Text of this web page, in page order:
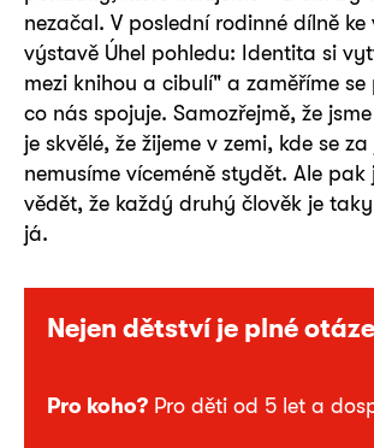
Nejen dětství je plné
Pro koho? Pro děti od 5 let a
nezačal. V poslední rodinné dílně
výstavě Úhel pohledu: Identita si
mezi knihou a cibulí" a zaměříme
co nás spojuje. Samozřejmě, že
je skvělé, že žijeme v zemi, kde se
nemusíme víceméně stydět. Ale pak
vědět, že každý druhý člověk je
já.